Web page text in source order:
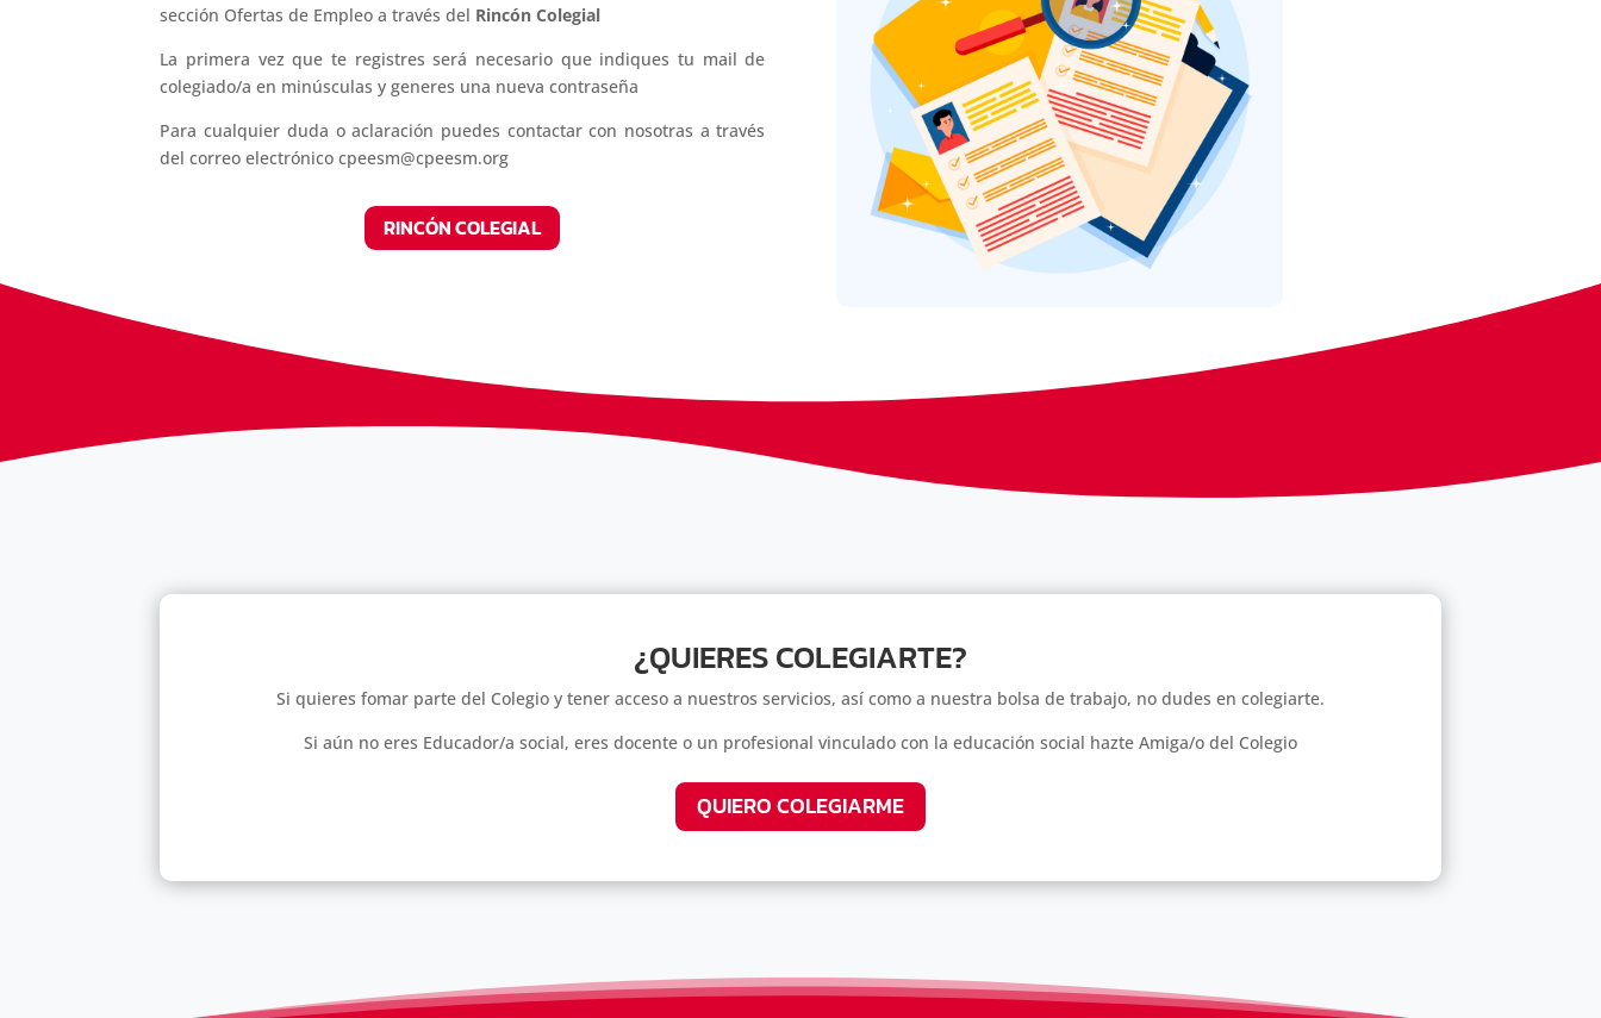
sección Ofertas de Empleo a través del Rincón Colegial
La primera vez que te registres será necesario que indiques tu mail de
colegiado/a en minúsculas y generes una nueva contraseña
Para cualquier duda o aclaración puedes contactar con nosotras a través
del correo electrónico cpeesm@cpeesm.org
RINCÓN COLEGIAL
¿QUIERES COLEGIARTE?
Si quieres fomar parte del Colegio y tener acceso a nuestros servicios, así como a nuestra bolsa de trabajo, no dudes en colegiarte.
Si aún no eres Educador/a social, eres docente o un profesional vinculado con la educación social hazte Amiga/o del Colegio
QUIERO COLEGIARME